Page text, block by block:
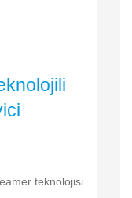
teknolojisi